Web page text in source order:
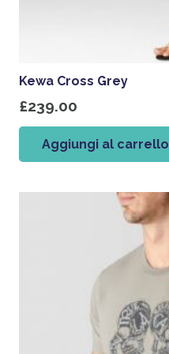
Kewa Cross Grey
£239.00
Aggiungi al carrello